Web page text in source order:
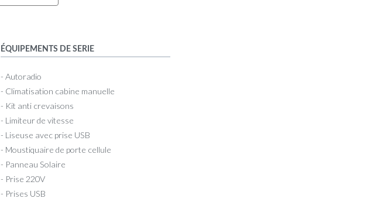
ÉQUIPEMENTS DE SERIE
- Autoradio
- Climatisation cabine manuelle
- Kit anti crevaisons
- Limiteur de vitesse
- Liseuse avec prise USB
- Moustiquaire de porte cellule
- Panneau Solaire
- Prise 220V
- Prises USB